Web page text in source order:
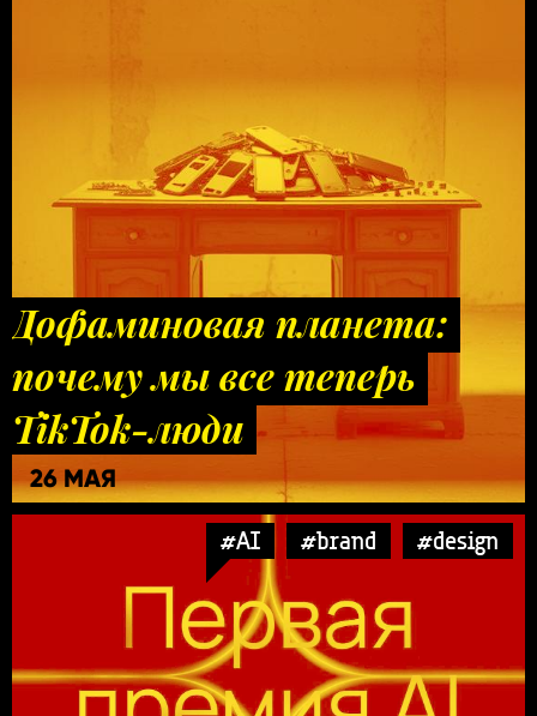
Дофаминовая планета:
почему мы все теперь
TikTok-люди
26 МАЯ
#AI #brand #design